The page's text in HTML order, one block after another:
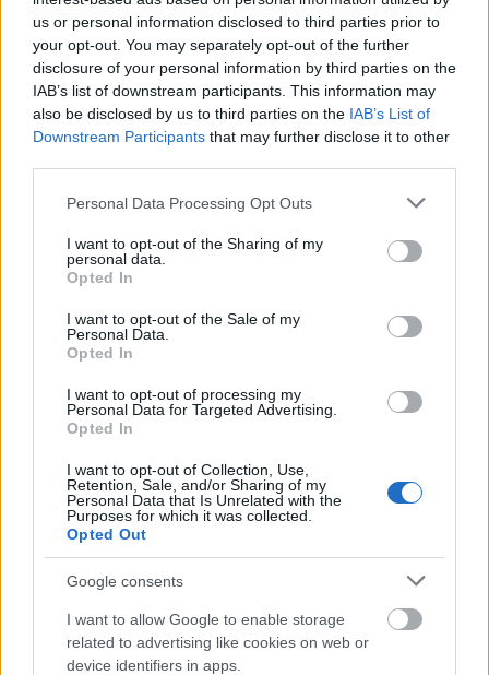
us or personal information disclosed to third parties prior to
your opt-out. You may separately opt-out of the further
disclosure of your personal information by third parties on the
IAB’s list of downstream participants. This information may
also be disclosed by us to third parties on the IAB’s List of
Downstream Participants that may further disclose it to other
Please note that this website/app uses one or more Google
not limited to your visit or usage behaviour. You may click to
grant or deny consent to Google and its third-party tags to
use your data for below specified purposes in below Google
consent section.
Personal Data Processing Opt Outs
I want to opt-out of the Sharing of my
personal data.
Opted In
I want to opt-out of the Sale of my
Personal Data.
Opted In
I want to opt-out of processing my
Personal Data for Targeted Advertising.
Opted In
I want to opt-out of Collection, Use,
Retention, Sale, and/or Sharing of my
Personal Data that Is Unrelated with the
Purposes for which it was collected.
Opted Out
Google consents
I want to allow Google to enable storage
related to advertising like cookies on web or
device identifiers in apps.
Η παραλία Ζάγκα στην Κορώνη (Πηγή: Shutterstock)
Τσαγκαράδα, Ανατολικό Πήλιο
εναρμονίζεται τόσο ιδανικά με το βουνό όσο στο Πήλιο.
Τσαγκαράδα, περίπου 50 χλμ. από το Βόλο, από την
πλευρά του Αιγαίου, είναι ένα από τα ομορφότερα και
πιο πράσινα χωριά του βουνού των Κενταύρων.
Παρασκευή, Άγιος Στέφανος και Αγία Κυριακή), έχει
πανέμορφες πλατείες και εκκλησίες, παραδοσιακά